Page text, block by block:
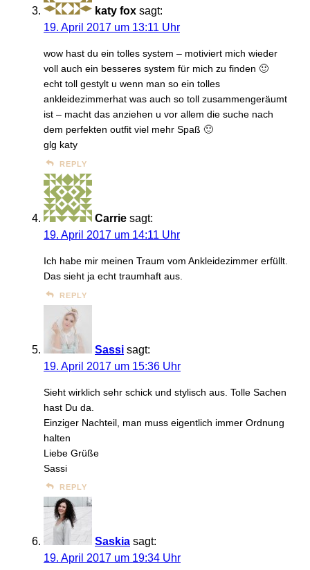
katy fox sagt:
19. April 2017 um 13:11 Uhr
wow hast du ein tolles system – motiviert mich wieder
voll auch ein besseres system für mich zu finden 🙂
echt toll gestylt u wenn man so ein tolles
ankleidezimmerhat was auch so toll zusammengeräumt
ist – macht das anziehen u vor allem die suche nach
dem perfekten outfit viel mehr Spaß 🙂
glg katy
REPLY
Carrie sagt:
19. April 2017 um 14:11 Uhr
Ich habe mir meinen Traum vom Ankleidezimmer erfüllt.
Das sieht ja echt traumhaft aus.
REPLY
Sassi sagt:
19. April 2017 um 15:36 Uhr
Sieht wirklich sehr schick und stylisch aus. Tolle Sachen
hast Du da.
Einziger Nachteil, man muss eigentlich immer Ordnung
halten
Liebe Grüße
Sassi
REPLY
Saskia sagt:
19. April 2017 um 19:34 Uhr